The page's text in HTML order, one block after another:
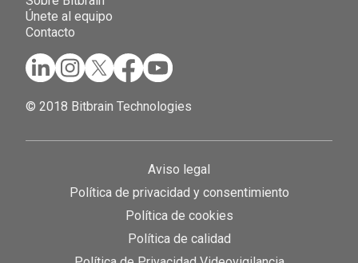
Únete al equipo
Contacto
© 2018 Bitbrain Technologies
Aviso legal
Política de privacidad y consentimiento
Política de cookies
Política de calidad